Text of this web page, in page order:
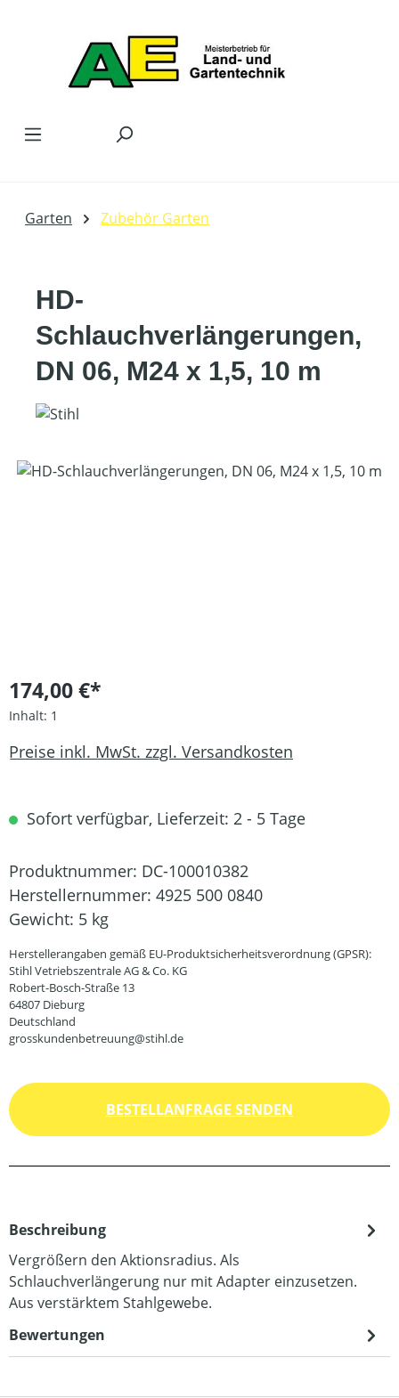
Garten Zubehör Garten
HD-
Schlauchverlängerungen,
DN 06, M24 x 1,5, 10 m
Bildergalerie überspringen
174,00 €*
Inhalt: 1
Preise inkl. MwSt. zzgl. Versandkosten
Sofort verfügbar, Lieferzeit: 2 - 5 Tage
Produktnummer: DC-100010382
Herstellernummer: 4925 500 0840
Gewicht: 5 kg
Herstellerangaben gemäß EU-Produktsicherheitsverordnung (GPSR):
Stihl Vetriebszentrale AG & Co. KG
Robert-Bosch-Straße 13
64807 Dieburg
Deutschland
grosskundenbetreuung@stihl.de
BESTELLANFRAGE SENDEN
Beschreibung
Vergrößern den Aktionsradius. Als
Schlauchverlängerung nur mit Adapter einzusetzen.
Aus verstärktem Stahlgewebe.
Bewertungen